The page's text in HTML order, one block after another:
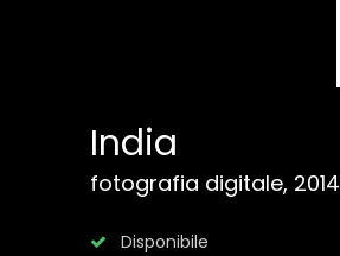
India
fotografia digitale, 2014
Disponibile